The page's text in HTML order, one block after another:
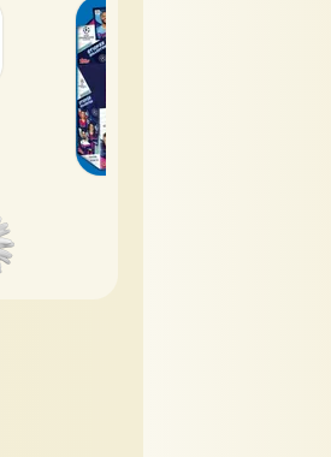
Attax UEFA 19/20